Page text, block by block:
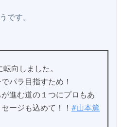
です。
向しました。
パラ目指すため！
進む道の１つにプロもあ
ージも込めて！！ #山本篤